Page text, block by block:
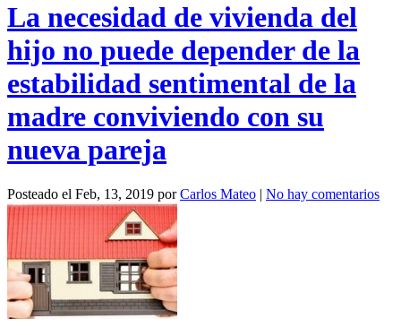
La necesidad de vivienda del
hijo no puede depender de la
estabilidad sentimental de la
madre conviviendo con su
nueva pareja
Posteado el Feb, 13, 2019 porCarlos Mateo | No hay comentarios